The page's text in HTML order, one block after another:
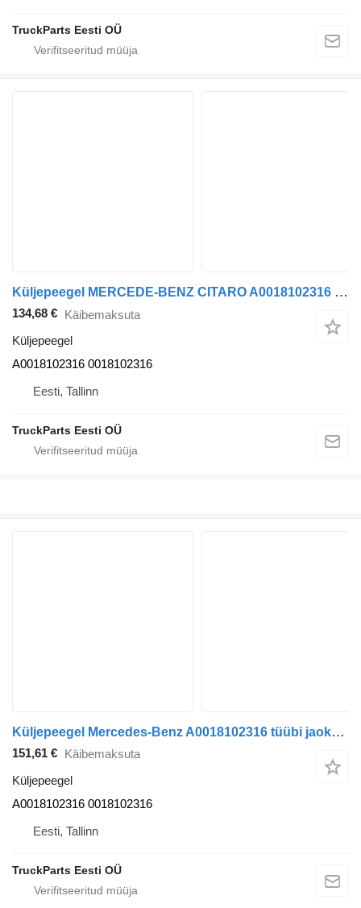
TruckParts Eesti OÜ
Küljepeegel MERCEDE-BENZ CITARO A0018102316 tüübi jaoks bussi Mercedes-Benz CITARO (01.98-)
134,68 € Käibemaksuta
Küljepeegel
A0018102316 0018102316
Eesti, Tallinn
TruckParts Eesti OÜ
Küljepeegel Mercedes-Benz A0018102316 tüübi jaoks bussi Mercedes-Benz CITARO (01.98-)
151,61 €
Käibemaksuta
Küljepeegel
A0018102316 0018102316
Eesti, Tallinn
TruckParts Eesti OÜ